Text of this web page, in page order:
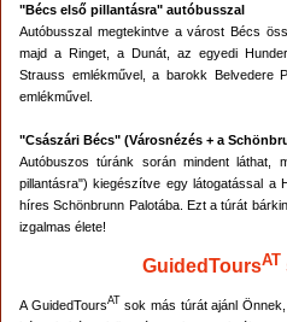
"Bécs első pillantásra" autóbusszal
Autóbusszal megtekintve a várost Bécs
majd a Ringet, a Dunát, az egyedi
Strauss emlékművel, a barokk Belvedere
emlékművel.
"Császári Bécs" (Városnézés + a
Autóbuszos túránk során mindent láthat,
pillantásra") kiegészítve egy látogatással a
híres Schönbrunn Palotába. Ezt a túrát
izgalmas élete!
GuidedToursAT
A GuidedToursAT sok más túrát ajánl